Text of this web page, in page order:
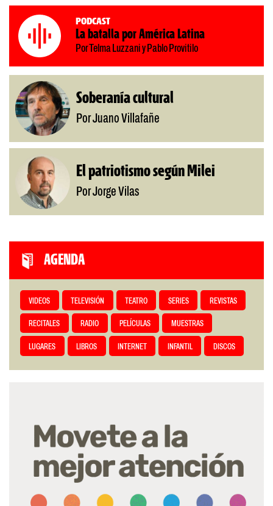
Podcast
La batalla por América Latina
Por Telma Luzzani y Pablo Provitilo
Soberanía cultural
Por Juano Villafañe
El patriotismo según Milei
Por Jorge Vilas
AGENDA
VIDEOS TELEVISIÓN TEATRO SERIES REVISTAS
RECITALES RADIO PELÍCULAS MUESTRAS
LUGARES LIBROS INTERNET INFANTIL DISCOS